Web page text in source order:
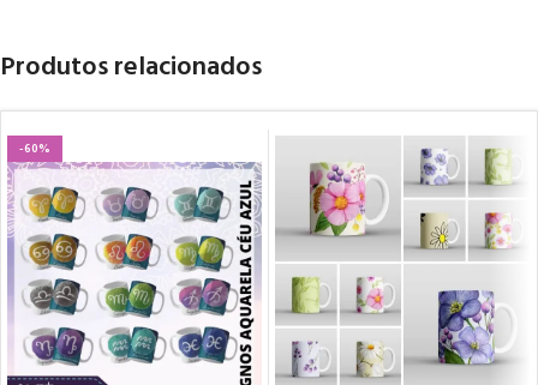
Produtos relacionados
-60%